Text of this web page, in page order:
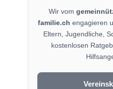
Wir vom
familie.ch engagieren
Eltern, Jugendliche,
kostenlosen